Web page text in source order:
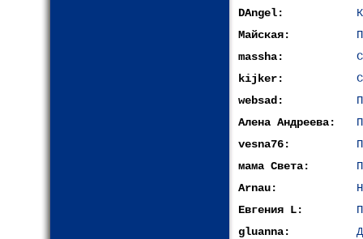
DAngel:
Майская:
massha:
kijkеr:
websad:
Алена Андреева:
vesna76:
мама Света:
Arnau:
Евгения L:
gluanna: